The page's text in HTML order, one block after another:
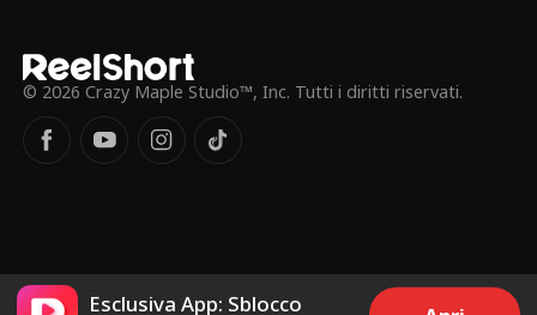
© 2026 Crazy Maple Studio™, Inc. Tutti i diritti riservati.
Esclusiva App: Sblocco